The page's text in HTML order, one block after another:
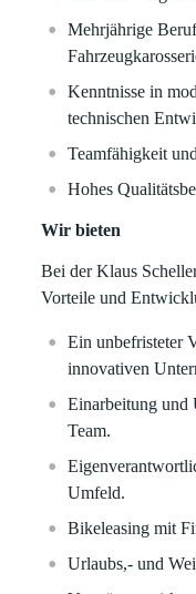
Mehrjährige
Kenntnisse in
technischen
Teamfähigkeit
Hohes
Wir bieten
Bei der Klaus
Vorteile und
Ein unbefristeter
innovativen
Einarbeitung und
Team.
Umfeld.
Bikeleasing mit
Urlaubs,- und